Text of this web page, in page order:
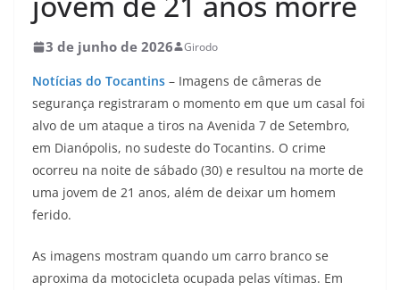
3 de junho de 2026 Girodo
Notícias do Tocantins – Imagens de câmeras de
segurança registraram o momento em que um casal foi
alvo de um ataque a tiros na Avenida 7 de Setembro,
em Dianópolis, no sudeste do Tocantins. O crime
ocorreu na noite de sábado (30) e resultou na morte de
uma jovem de 21 anos, além de deixar um homem
ferido.
As imagens mostram quando um carro branco se
aproxima da motocicleta ocupada pelas vítimas. Em